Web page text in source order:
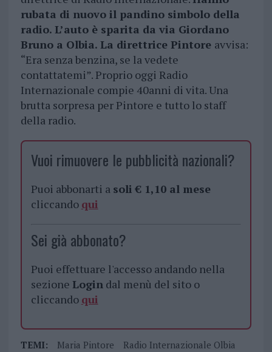
rubata di nuovo il pandino simbolo della
radio. L’auto è sparita da via Giordano
Bruno a Olbia. La direttrice Pintore avvisa:
“Era senza benzina, se la vedete
contattatemi”. Proprio oggi Radio
Internazionale compie 40anni di vita. Una
brutta sorpresa per Pintore e tutto lo staff
della radio.
Vuoi rimuovere le pubblicità nazionali?
Puoi abbonarti a soli € 1,10 al mese
cliccando qui
Sei già abbonato?
Puoi effettuare l'accesso andando nella
sezione Logindal menù del sito o
cliccando qui
TEMI: Maria Pintore Radio Internazionale Olbia